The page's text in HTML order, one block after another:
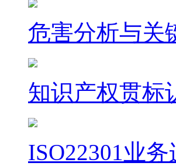
危害分析与关
知识产权贯标
ISO22301业